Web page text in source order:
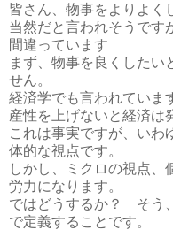
皆さん、物事をよりよく
当然だと言われそうです
間違っています
まず、物事を良くしたい
せん。
経済学でも言われていま
産性を上げないと経済は
これは事実ですが、いわ
体的な視点です。
しかし、ミクロの視点、
労力になります。
ではどうするか？ そう
で定義することです。